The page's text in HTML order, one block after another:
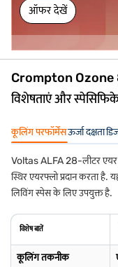
ऑफर देखें
Crompton Ozone
विशेषताएं और
कूलिंग परफॉर्मेंसऊर्जा दक्षता
Voltas ALFA 28-लीटर
स्थिर एयरफ्लो प्रदान करता है.
लिविंग स्पेस के लिए उपयुक्त है.
विशेष बातें
कूलिंग तकनीक